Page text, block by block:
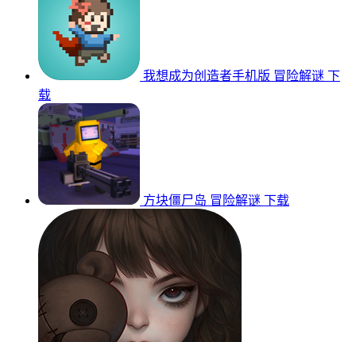
我想成为创造者手机版 冒险解谜 下
载
方块僵尸岛 冒险解谜 下载